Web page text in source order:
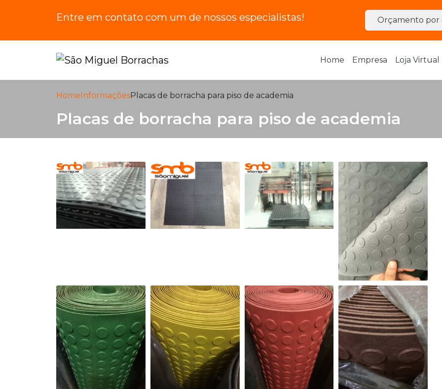
Entre em contato com um de nossos especialistas! Orçamento por
Home Empresa Loja Virtual
Home InformaçõesPlacas de borracha para piso de academia
Placas de borracha para piso de academia